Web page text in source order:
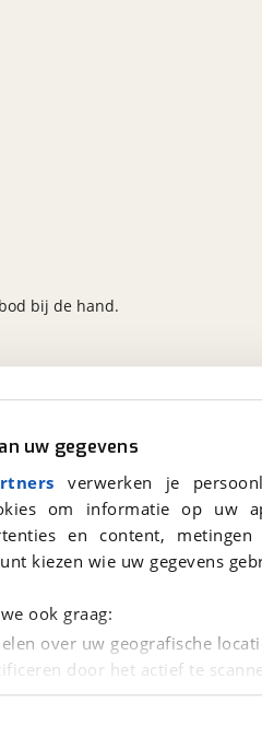
uw gegevens
verwerken je
om informatie op
en content,
kiezen wie uw gegevens
ook graag:
over uw geografische
door het actief te
gegevens worden
bij de hand.
en Privacyverklaring